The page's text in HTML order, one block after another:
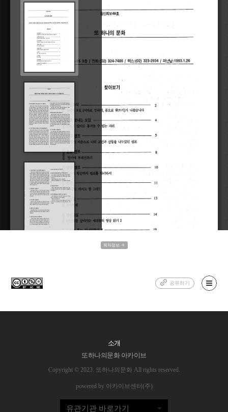
목차정보
공유하기
소개
또하나의문화 아카이브
Copyright © 2023. 또하나의문화 All rights reserved.
powered by 아카이브센터(주)
유관기관 바로가기